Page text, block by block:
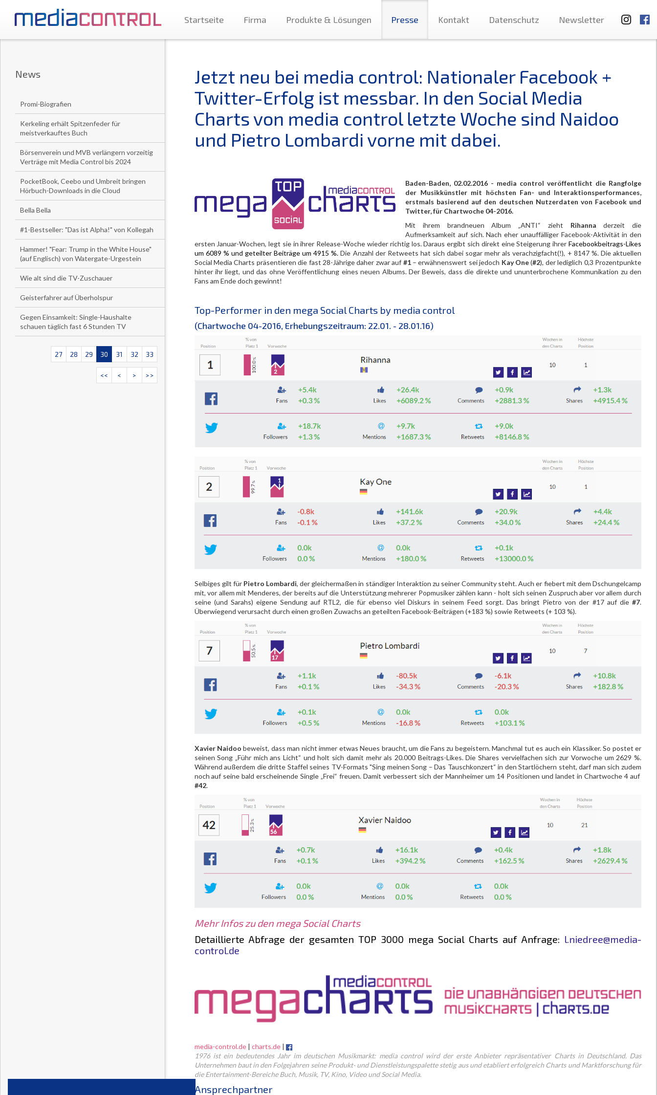
Startseite Firma Produkte & Lösungen Presse Kontakt Datenschutz Newsletter
News
Promi-Biografien
Kerkeling erhält Spitzenfeder für
meistverkauftes Buch
Börsenverein und MVB verlängern vorzeitig
Verträge mit Media Control bis 2024
PocketBook, Ceebo und Umbreit bringen
Hörbuch-Downloads in die Cloud
Bella Bella
#1-Bestseller: "Das ist Alpha!" von Kollegah
Hammer! "Fear: Trump in the White House"
(auf Englisch) von Watergate-Urgestein
Wie alt sind die TV-Zuschauer
Geisterfahrer auf Überholspur
Gegen Einsamkeit: Single-Haushalte
schauen täglich fast 6 Stunden TV
27 28 29 30 31 32 33
<< < > >>
Jetzt neu bei media control: Nationaler Facebook +
Twitter-Erfolg ist messbar. In den Social Media
Charts von media control letzte Woche sind Naidoo
und Pietro Lombardi vorne mit dabei.
Baden-Baden, 02.02.2016 - media control veröffentlicht die Rangfolge
der Musikkünstler mit höchsten Fan- und Interaktionsperformances,
erstmals basierend auf den deutschen Nutzerdaten von Facebook und
Twitter, für Chartwoche 04-2016.
Mit ihrem brandneuen Album „ANTI“ zieht Rihanna derzeit die
Aufmerksamkeit auf sich. Nach eher unauffälliger Facebook-Aktivität in den
ersten Januar-Wochen, legt sie in ihrer Release-Woche wieder richtig los. Daraus ergibt sich direkt eine Steigerung ihrer Facebookbeitrags-Likes
um 6089 % und geteilter Beiträge um 4915 %. Die Anzahl der Retweets hat sich dabei sogar mehr als verachzigfacht(!), + 8147 %. Die aktuellen
Social Media Charts präsentieren die fast 28-Jährige daher zwar auf #1– erwähnenswert sei jedoch Kay One(#2), der lediglich 0,3 Prozentpunkte
hinter ihr liegt, und das ohne Veröffentlichung eines neuen Albums. Der Beweis, dass die direkte und ununterbrochene Kommunikation zu den
Fans am Ende doch gewinnt!
Top-Performer in den mega Social Charts by media control
(Chartwoche 04-2016, Erhebungszeitraum: 22.01. - 28.01.16)
Selbiges gilt für Pietro Lombardi, der gleichermaßen in ständiger Interaktion zu seiner Community steht. Auch er fiebert mit dem Dschungelcamp
mit, vor allem mit Menderes, der bereits auf die Unterstützung mehrerer Popmusiker zählen kann - holt sich seinen Zuspruch aber vor allem durch
seine (und Sarahs) eigene Sendung auf RTL2, die für ebenso viel Diskurs in seinem Feed sorgt. Das bringt Pietro von der #17 auf die #7.
Überwiegend verursacht durch einen großen Zuwachs an geteilten Facebook-Beiträgen (+183 %) sowie Retweets (+ 103 %).
Xavier Naidoo beweist, dass man nicht immer etwas Neues braucht, um die Fans zu begeistern. Manchmal tut es auch ein Klassiker. So postet er
seinen Song „Führ mich ans Licht“ und holt sich damit mehr als 20.000 Beitrags-Likes. Die Shares vervielfachen sich zur Vorwoche um 2629 %.
Während außerdem die dritte Staffel seines TV-Formats "Sing meinen Song – Das Tauschkonzert“ in den Startlöchern steht, darf man sich zudem
noch auf seine bald erscheinende Single „Frei“ freuen. Damit verbessert sich der Mannheimer um 14 Positionen und landet in Chartwoche 4 auf
#42.
Mehr Infos zu den mega Social Charts
Detaillierte Abfrage der gesamten TOP 3000 mega Social Charts auf Anfrage: l.niedree@media-
control.de
media-control.de| charts.de|
1976 ist ein bedeutendes Jahr im deutschen Musikmarkt: media control wird der erste Anbieter repräsentativer Charts in Deutschland. Das
Unternehmen baut in den Folgejahren seine Produkt- und Dienstleistungspalette stetig aus und etabliert erfolgreich Charts und Marktforschung für
die Entertainment-Bereiche Buch, Musik, TV, Kino, Video und Social Media.
Ansprechpartner